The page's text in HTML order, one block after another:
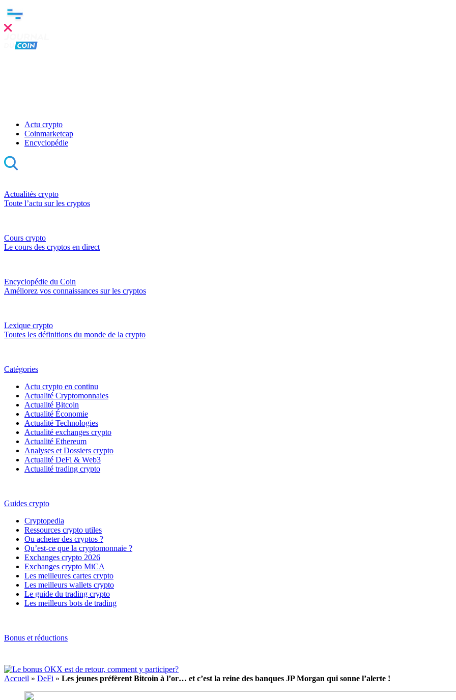
Actu crypto
Coinmarketcap
Encyclopédie
Actualités crypto
Toute l’actu sur les cryptos
Cours crypto
Le cours des cryptos en direct
Encyclopédie du Coin
Améliorez vos connaissances sur les cryptos
Lexique crypto
Toutes les définitions du monde de la crypto
Catégories
Actu crypto en continu
Actualité Cryptomonnaies
Actualité Bitcoin
Actualité Économie
Actualité Technologies
Actualité exchanges crypto
Actualité Ethereum
Analyses et Dossiers crypto
Actualité DeFi & Web3
Actualité trading crypto
Guides crypto
Cryptopedia
Ressources crypto utiles
Ou acheter des cryptos ?
Qu’est-ce que la cryptomonnaie ?
Exchanges crypto 2026
Exchanges crypto MiCA
Les meilleures cartes crypto
Les meilleurs wallets crypto
Le guide du trading crypto
Les meilleurs bots de trading
Bonus et réductions
Accueil » DeFi » Les jeunes préfèrent Bitcoin à l’or… et c’est la reine des banques JP Morgan qui sonne l’alerte !